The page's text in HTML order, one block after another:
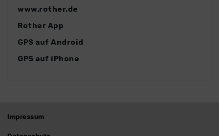
www.rother.de
Rother App
GPS auf Android
GPS auf iPhone
Impressum